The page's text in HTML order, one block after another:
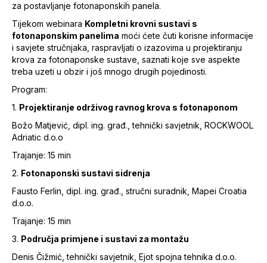
za postavljanje fotonaponskih panela.
Tijekom webinara Kompletni krovni sustavi s
fotonaponskim panelima moći ćete čuti korisne informacije
i savjete stručnjaka, raspravljati o izazovima u projektiranju
krova za fotonaponske sustave, saznati koje sve aspekte
treba uzeti u obzir i još mnogo drugih pojedinosti.
Program:
1. Projektiranje održivog ravnog krova s fotonaponom
Božo Matjević, dipl. ing. građ., tehnički savjetnik, ROCKWOOL
Adriatic d.o.o
Trajanje: 15 min
2. Fotonaponski sustavi sidrenja
Fausto Ferlin, dipl. ing. građ., stručni suradnik, Mapei Croatia
d.o.o.
Trajanje: 15 min
3. Područja primjene i sustavi za montažu
Denis Čižmić, tehnički savjetnik, Ejot spojna tehnika d.o.o.